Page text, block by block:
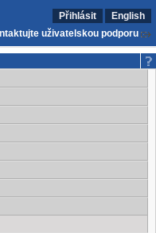
Přihlásit
English
uživatelskou podporu